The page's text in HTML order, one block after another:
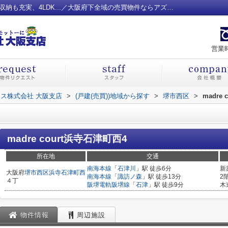
madre court浜寺石津町西4 完成済☆設備・収納も充実、4LDK...／大阪府下全域の売買物件ならアズマハウス株式会社 大阪支店
営業
株式会社 大阪支店 > (戸建(売買))地域から探す > 堺市西区 > madre
madre court浜寺石津町西4
所在地 交通
大阪府堺市西区浜寺石津町西
４丁
南海本線 「 石津川
」駅 徒歩6分
南海本線 「 諏訪ノ森 」駅 徒歩13分
阪堺電軌阪堺線 「 石津 」駅 徒歩9分
新
2
木
物件情報 周辺施設